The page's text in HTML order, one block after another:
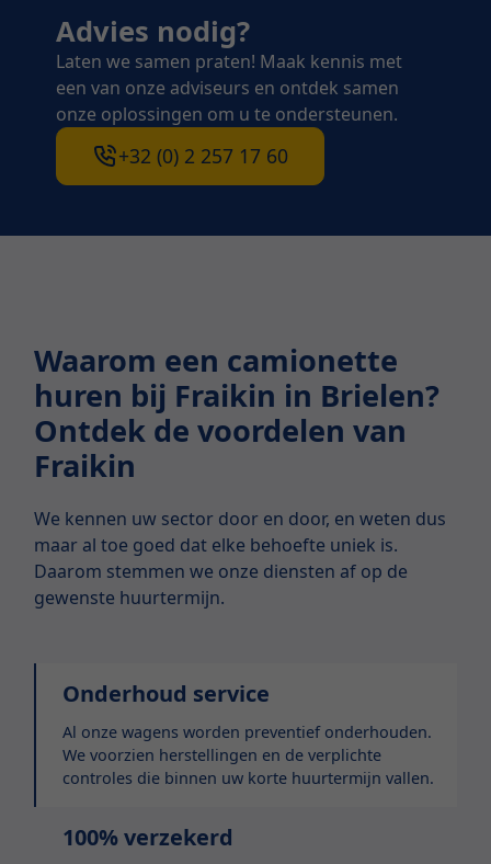
Advies nodig?
Laten we samen praten! Maak kennis met
een van onze adviseurs en ontdek samen
onze oplossingen om u te ondersteunen.
+32 (0) 2 257 17 60
Waarom een camionette
huren bij Fraikin in Brielen?
Ontdek de voordelen van
Fraikin
We kennen uw sector door en door, en weten dus
maar al toe goed dat elke behoefte uniek is.
Daarom stemmen we onze diensten af op de
gewenste huurtermijn.
Onderhoud service
Al onze wagens worden preventief onderhouden.
We voorzien herstellingen en de verplichte
controles die binnen uw korte huurtermijn vallen.
100% verzekerd